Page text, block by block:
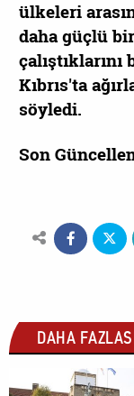
ülkeleri
daha güçlü
Kıbrıs'ta
söyledi.
Son
DAHA